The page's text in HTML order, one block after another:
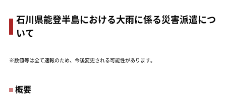
石川県能登半島における大雨に係る災害派遣につ
いて
※数値等は全て速報のため、今後変更される可能性があります。
概要